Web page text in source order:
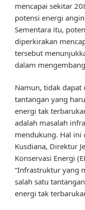
mencapai sekitar
potensi energi
Sementara itu,
diperkirakan
tersebut
dalam
Namun, tidak
tantangan yang
energi tak
adalah masalah
mendukung. Hal ini
Kusdiana, Direktur
Konservasi Energi
“Infrastruktur yang
salah satu
energi tak